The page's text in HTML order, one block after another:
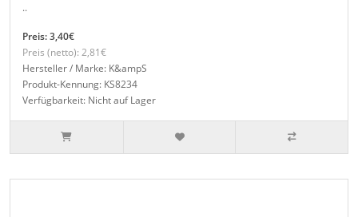
..
Preis: 3,40€
Preis (netto): 2,81€
Hersteller / Marke: K&ampS
Produkt-Kennung: KS8234
Verfügbarkeit: Nicht auf Lager